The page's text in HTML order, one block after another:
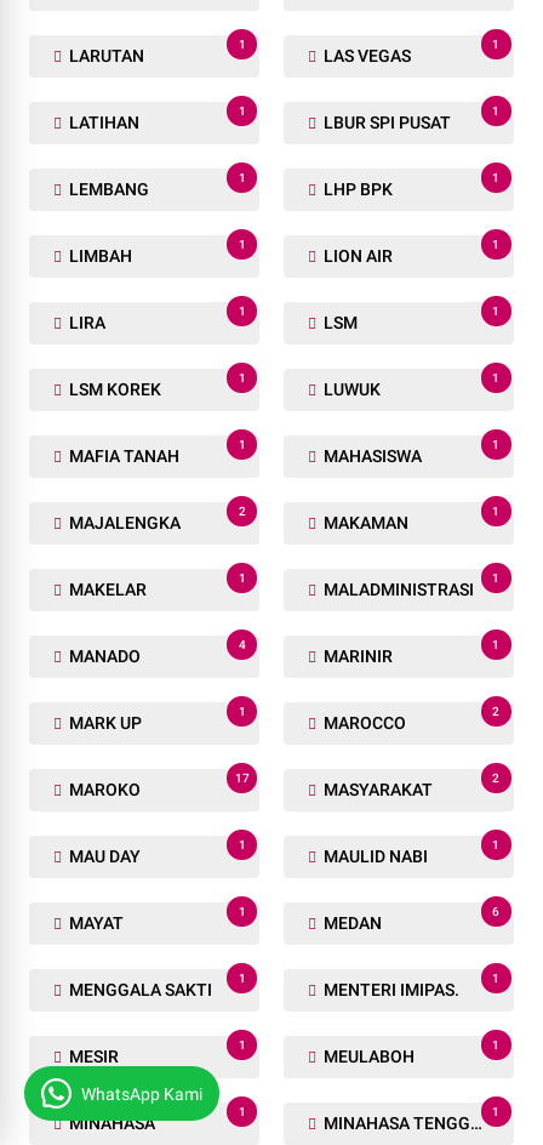
LARUTAN
1
LAS VEGAS
1
LATIHAN
1
LBUR SPI PUSAT
1
LEMBANG
1
LHP BPK
1
LIMBAH
1
LION AIR
1
LIRA
1
LSM
1
LSM KOREK
1
LUWUK
1
MAFIA TANAH
1
MAHASISWA
1
MAJALENGKA
2
MAKAMAN
1
MAKELAR
1
MALADMINISTRASI
1
MANADO
4
MARINIR
1
MARK UP
1
MAROCCO
2
MAROKO
17
MASYARAKAT
2
MAU DAY
1
MAULID NABI
1
MAYAT
1
MEDAN
6
MENGGALA SAKTI
1
MENTERI IMIPAS.
1
MESIR
1
MEULABOH
1
MINAHASA
1
MINAHASA TENGGARA
1
WhatsApp Kami